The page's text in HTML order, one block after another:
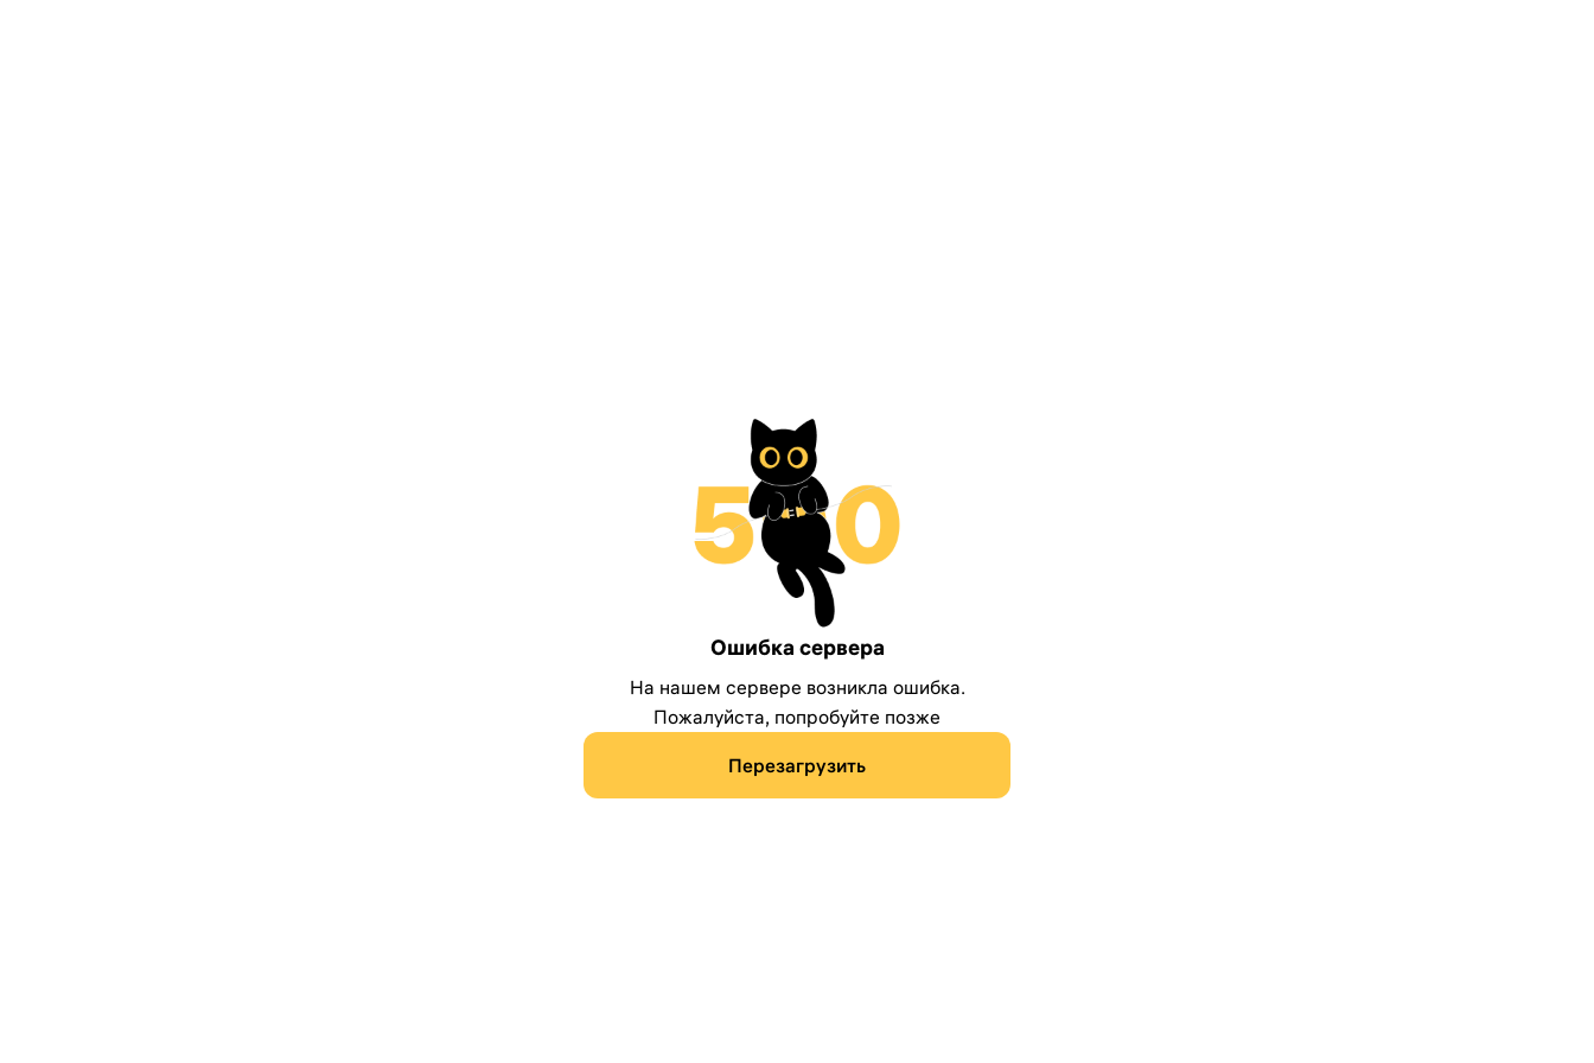
Ошибка сервера
На нашем сервере возникла ошибка.
Пожалуйста, попробуйте позже
Перезагрузить